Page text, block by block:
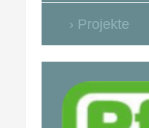
Projekte